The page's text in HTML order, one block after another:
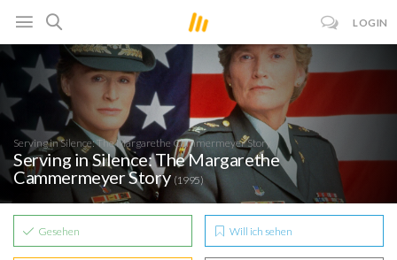
LOGIN
Serving in Silence: The Margarethe Cammermeyer Story
Serving in Silence: The Margarethe
Cammermeyer Story (1995)
Gesehen Will ich sehen